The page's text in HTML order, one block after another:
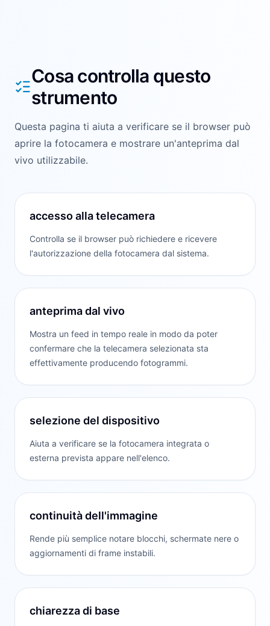
Cosa controlla questo
strumento
Questa pagina ti aiuta a verificare se il browser può
aprire la fotocamera e mostrare un'anteprima dal
vivo utilizzabile.
accesso alla telecamera
Controlla se il browser può richiedere e ricevere
l'autorizzazione della fotocamera dal sistema.
anteprima dal vivo
Mostra un feed in tempo reale in modo da poter
confermare che la telecamera selezionata sta
effettivamente producendo fotogrammi.
selezione del dispositivo
Aiuta a verificare se la fotocamera integrata o
esterna prevista appare nell'elenco.
continuità dell'immagine
Rende più semplice notare blocchi, schermate nere o
aggiornamenti di frame instabili.
chiarezza di base